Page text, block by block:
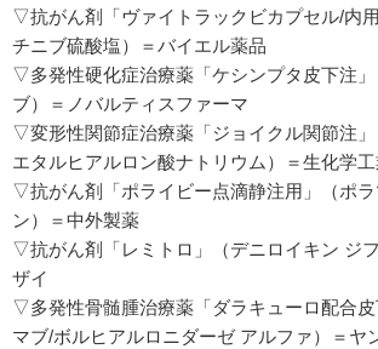
▽抗がん剤「ヴァイトラックビカプセル/内
チニブ硫酸塩）＝バイエル薬品
▽多発性硬化症治療薬「ケシンプタ皮下注
ブ）＝ノバルティスファーマ
▽変形性関節症治療薬「ジョイクル関節注
エタルヒアルロン酸ナトリウム）＝生化学工
▽抗がん剤「ポライビー点滴静注用」（ポ
ン）＝中外製薬
▽抗がん剤「レミトロ」（デニロイキン ジ
ザイ
▽多発性骨髄腫治療薬「ダラキューロ配合
マブ/ボルヒアルロニダーゼ アルファ）＝ヤ